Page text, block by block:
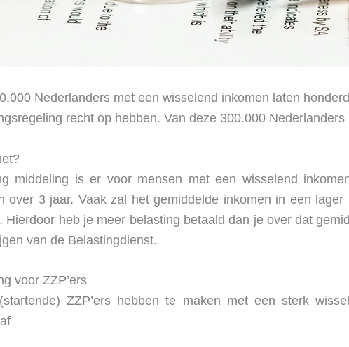
Nederlanders met een wisselend inkomen laten
recht op hebben. Van deze 300.000
middeling is er voor mensen met een wisselend
over 3 jaar. Vaak zal het gemiddelde inkomen in een
Hierdoor heb je meer belasting betaald dan je over dat
van de Belastingdienst.
voor ZZP’ers
ZZP’ers hebben te maken met een sterk